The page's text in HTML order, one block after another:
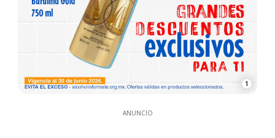
1
ANUNCIO